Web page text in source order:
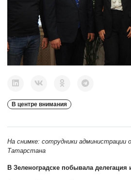
В центре внимания
На снимке: сотрудники администрации
Татарстана
В Зеленоградске побывала делегация